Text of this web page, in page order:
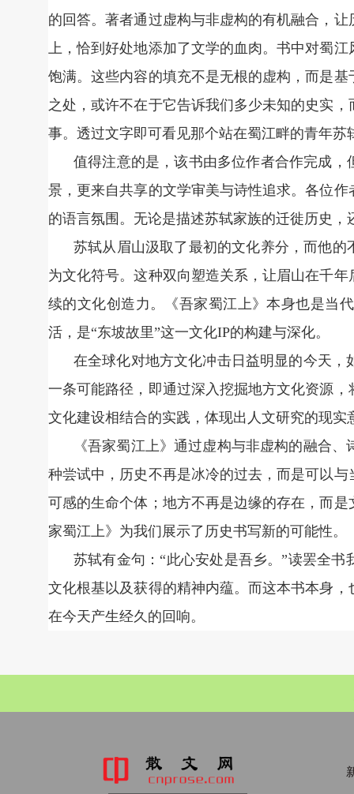
的回答。著者通过虚构与非虚构的有机融合，
上，恰到好处地添加了文学的血肉。书中对蜀
饱满。这些内容的填充不是无根的虚构，而是
之处，或许不在于它告诉我们多少未知的史实
事。透过文字即可看见那个站在蜀江畔的青年
值得注意的是，该书由多位作者合作完成
景，更来自共享的文学审美与诗性追求。各位
的语言氛围。无论是描述苏轼家族的迁徙历史
苏轼从眉山汲取了最初的文化养分，而他
为文化符号。这种双向塑造关系，让眉山在千
续的文化创造力。《吾家蜀江上》本身也是当
活，是“东坡故里”这一文化IP的构建与深化。
在全球化对地方文化冲击日益明显的今天
一条可能路径，即通过深入挖掘地方文化资源
文化建设相结合的实践，体现出人文研究的现实
《吾家蜀江上》通过虚构与非虚构的融合
种尝试中，历史不再是冰冷的过去，而是可以
可感的生命个体；地方不再是边缘的存在，而
家蜀江上》为我们展示了历史书写新的可能性。
苏轼有金句：“此心安处是吾乡。”读罢全
文化根基以及获得的精神内蕴。而这本书本身
在今天产生经久的回响。